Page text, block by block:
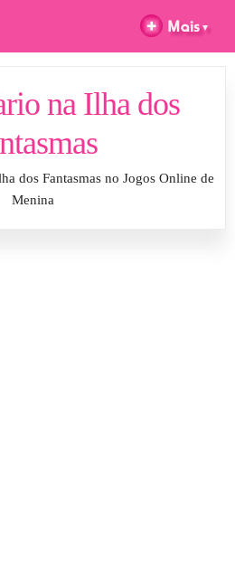
na Ilha dos
dos Fantasmas no Jogos Online de
Menina